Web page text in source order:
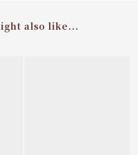
also like...